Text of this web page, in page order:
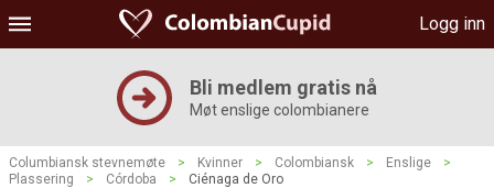
Logg inn
Bli medlem gratis nå
Møt enslige colombianere
Columbiansk stevnemøte > Kvinner > Colombiansk > Enslige
>
Plassering
> Córdoba > Ciénaga de Oro